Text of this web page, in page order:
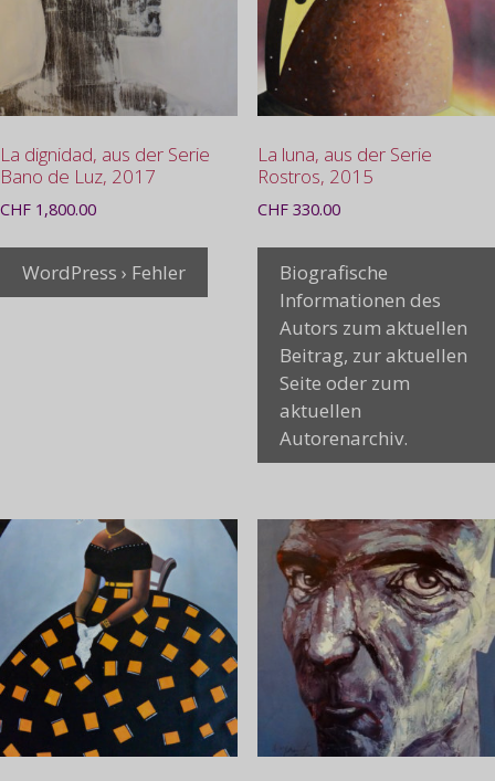
La dignidad, aus der Serie
Bano de Luz, 2017
CHF 1,800.00
WordPress › Fehler
La luna, aus der Serie
Rostros, 2015
CHF330.00
Biografische
Informationen des
Autors zum aktuellen
Beitrag, zur aktuellen
Seite oder zum
aktuellen
Autorenarchiv.